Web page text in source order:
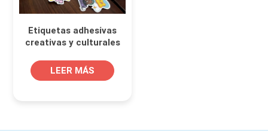
Etiquetas adhesivas
creativas y culturales
portátiles, revistas y
embalajes
LEER MÁS